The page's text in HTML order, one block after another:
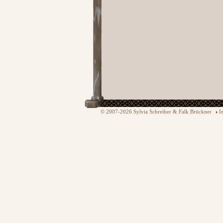
© 2007-2026 Sylvia Schreiber & Falk Brückner